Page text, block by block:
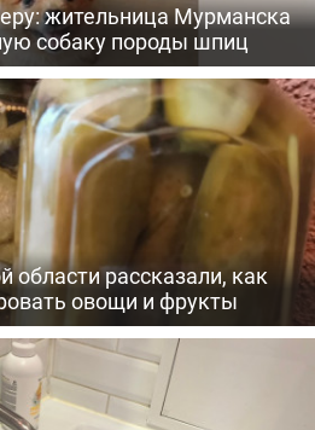
жительница Мурманска
собаку породы шпиц
рассказали, как
овощи и фрукты